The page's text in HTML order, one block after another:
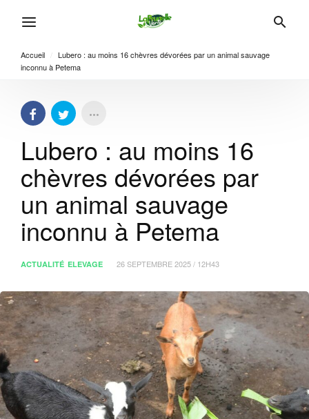
Accueil
Lubero : au moins 16 chèvres dévorées par un animal sauvage
inconnu à Petema
Lubero : au moins 16
chèvres dévorées par
un animal sauvage
inconnu à Petema
ACTUALITÉ ELEVAGE 26 SEPTEMBRE 2025 / 12H43